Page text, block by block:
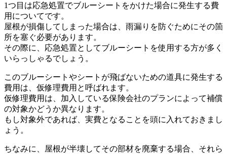
1つ目は応急処置でブルーシートをかけた場合に発生する費
用についてです。
屋根が損傷してしまった場合は、雨漏りを防ぐためにその箇
所を塞ぐ必要があります。
その際に、応急処置としてブルーシートを使用する方が多く
いらっしゃるでしょう。
このブルーシートやシートが飛ばないための道具に発生する
費用は、仮修理費用と呼ばれます。
仮修理費用は、加入している保険会社のプランによって補償
の対象かどうか異なります。
もし対象外であれば、実費となることを頭に入れておきまし
ょう。
ちなみに、屋根が半壊してその部材を廃棄する場合、それら